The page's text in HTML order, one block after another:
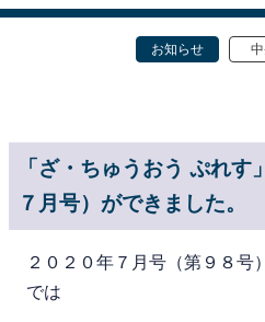
お知らせ
「ざ・ちゅうおう ぷれ
７月号）ができました。
２０２０年７月号（第９８号
では